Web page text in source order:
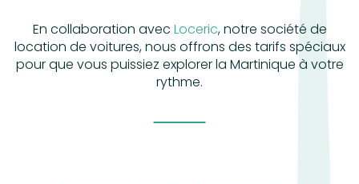
En collaboration avec Loceric, notre société de
location de voitures, nous offrons des tarifs spéciaux
pour que vous puissiez explorer la Martinique à votre
rythme.